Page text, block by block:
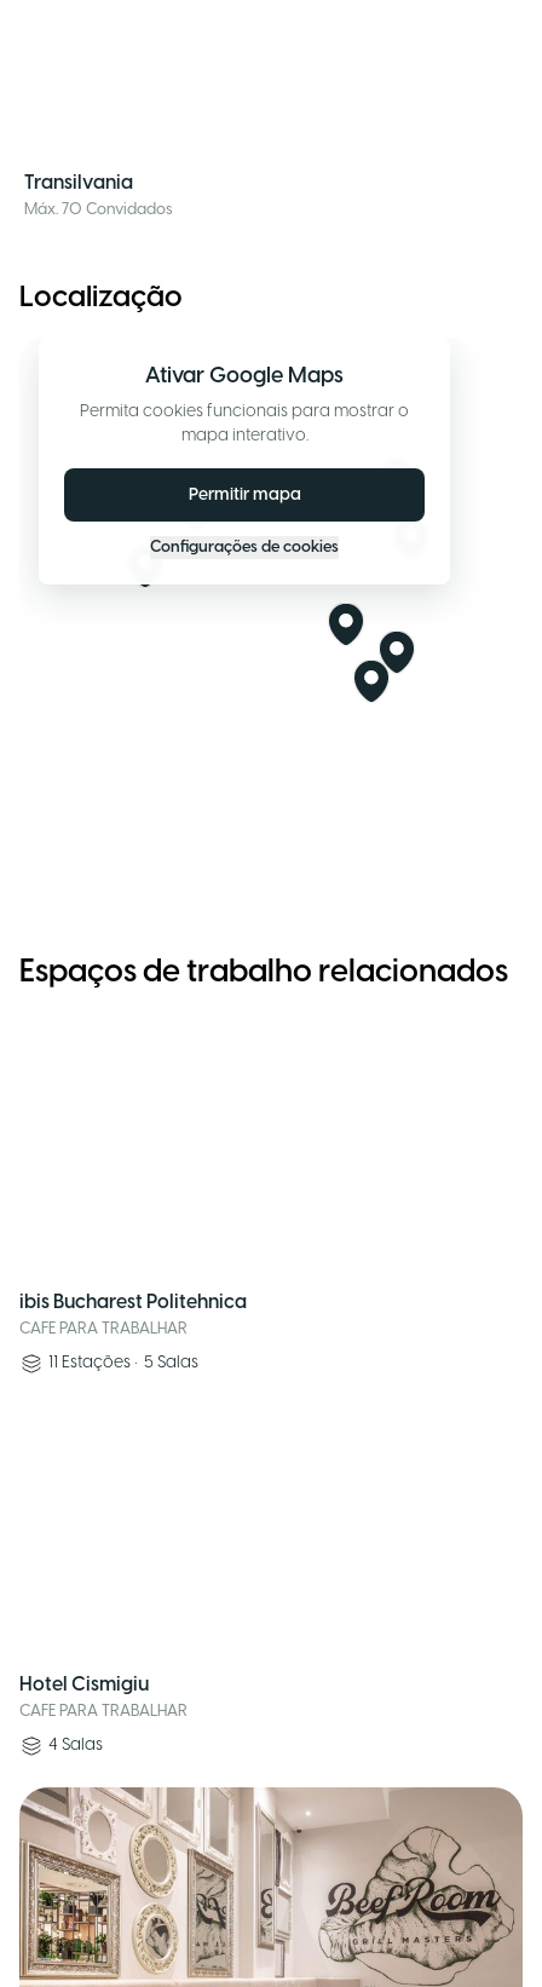
Transilvania
Máx. 70 Convidados
Localização
Ativar Google Maps
Permita cookies funcionais para mostrar o
mapa interativo.
Permitir mapa
Configurações de cookies
Espaços de trabalho relacionados
ibis Bucharest Politehnica
CAFE PARA TRABALHAR
11 Estações • 5 Salas
Hotel Cismigiu
CAFE PARA TRABALHAR
4 Salas